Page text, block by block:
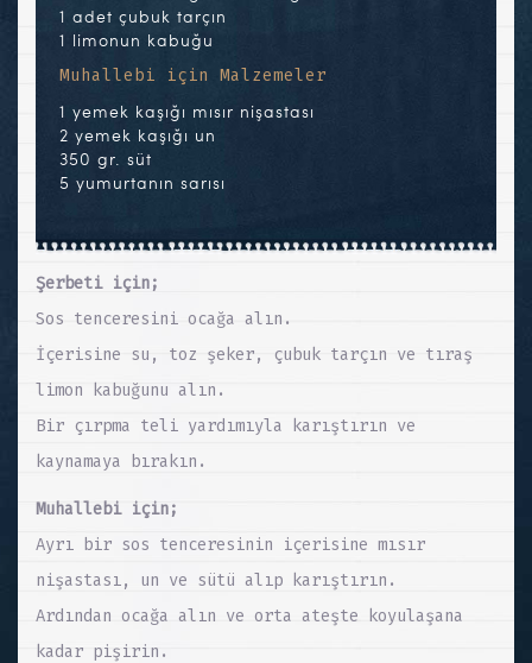
1 adet çubuk tarçın
1 limonun kabuğu
Muhallebi için Malzemeler
1 yemek kaşığı mısır nişastası
2 yemek kaşığı un
350 gr. süt
5 yumurtanın sarısı
Şerbeti için;
Sos tenceresini ocağa alın.
İçerisine su, toz şeker, çubuk tarçın ve tıraş
limon kabuğunu alın.
Bir çırpma teli yardımıyla karıştırın ve
kaynamaya bırakın.
Muhallebi için;
Ayrı bir sos tenceresinin içerisine mısır
nişastası, un ve sütü alıp karıştırın.
Ardından ocağa alın ve orta ateşte koyulaşana
kadar pişirin.